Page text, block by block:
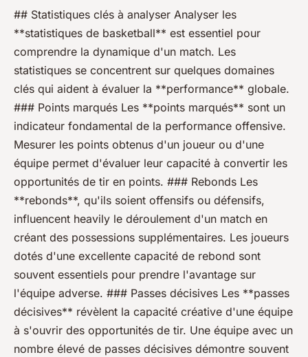
## Statistiques clés à analyser Analyser les
**statistiques de basketball** est essentiel pour
comprendre la dynamique d'un match. Les
statistiques se concentrent sur quelques domaines
clés qui aident à évaluer la **performance** globale.
### Points marqués Les **points marqués** sont un
indicateur fondamental de la performance offensive.
Mesurer les points obtenus d'un joueur ou d'une
équipe permet d'évaluer leur capacité à convertir les
opportunités de tir en points. ### Rebonds Les
**rebonds**, qu'ils soient offensifs ou défensifs,
influencent heavily le déroulement d'un match en
créant des possessions supplémentaires. Les joueurs
dotés d'une excellente capacité de rebond sont
souvent essentiels pour prendre l'avantage sur
l'équipe adverse. ### Passes décisives Les **passes
décisives** révèlent la capacité créative d'une équipe
à s'ouvrir des opportunités de tir. Une équipe avec un
nombre élevé de passes décisives démontre souvent